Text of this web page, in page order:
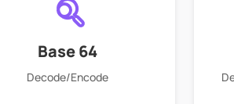
Base 64
Decode/Encode